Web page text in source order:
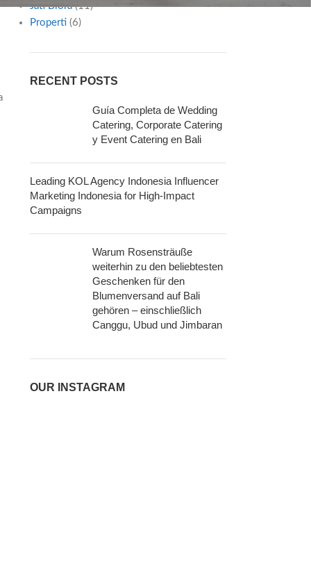
Jati Blora(11)
Properti(6)
RECENT POSTS
Guía Completa de Wedding
Catering, Corporate Catering
y Event Catering en Bali
Leading KOL Agency Indonesia Influencer
Marketing Indonesia for High-Impact
Campaigns
Warum Rosensträuße
weiterhin zu den beliebtesten
Geschenken für den
Blumenversand auf Bali
gehören – einschließlich
Canggu, Ubud und Jimbaran
OUR INSTAGRAM